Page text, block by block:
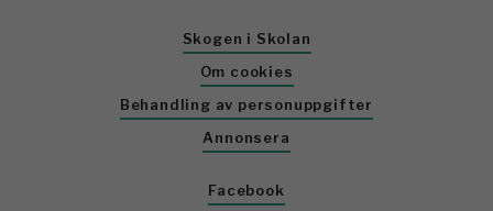
Skogen i Skolan
Om cookies
Behandling av personuppgifter
Annonsera
Facebook